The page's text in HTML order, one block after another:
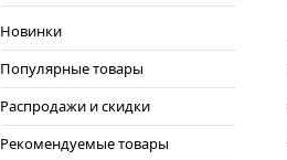
Новинки
Популярные товары
Распродажи и скидки
Рекомендуемые товары